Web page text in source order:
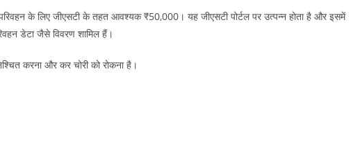
के लिए जीएसटी के तहत आवश्यक ₹50,000। यह जीएसटी पोर्टल पर उत्पन्न होता है और इसमें
डेटा जैसे विवरण शामिल हैं।
करना और कर चोरी को रोकना है।